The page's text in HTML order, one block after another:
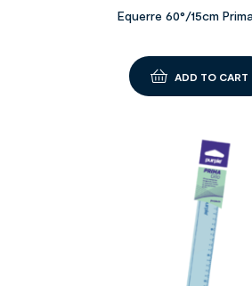
Equerre 60°/15cm
ADD TO CART